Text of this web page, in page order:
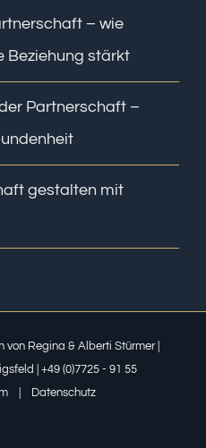
– wie
Beziehung stärkt
Partnerschaft –
gestalten mit
Regina & Alberti Stürmer |
| +49 (0)7725 - 91 55
Datenschutz